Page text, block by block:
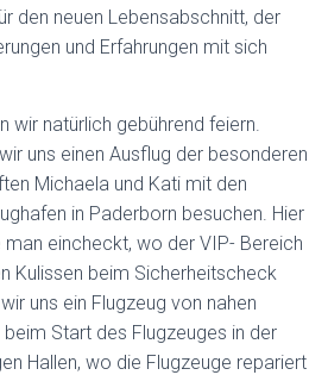
den neuen Lebensabschnitt, der
und Erfahrungen mit sich
wir natürlich gebührend feiern.
uns einen Ausflug der besonderen
Michaela und Kati mit den
in Paderborn besuchen. Hier
eincheckt, wo der VIP- Bereich
Kulissen beim Sicherheitscheck
uns ein Flugzeug von nahen
Start des Flugzeuges in der
Hallen, wo die Flugzeuge repariert